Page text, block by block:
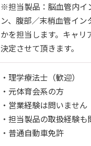
※担当製品：脳血管内イ
ン、腹部／末梢血管イ
かを担当します。キャ
決定させて頂きます。
・理学療法士（歓迎）
・元体育会系の方
・営業経験は問いません
・担当製品の取扱経験も
・普通自動車免許